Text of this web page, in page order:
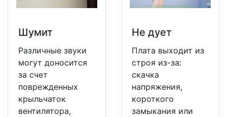
Шумит
Различные звуки
могут доносится
за счет
поврежденных
крыльчаток
вентилятора,
Не дует
Плата выходит из
строя из-за:
скачка
напряжения,
короткого
замыкания или